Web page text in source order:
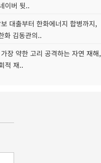
이버 뒷..
대출부터 한화에너지 합병까지,
화 김동관의..
장 약한 고리 공격하는 자연 재해,
적 재..